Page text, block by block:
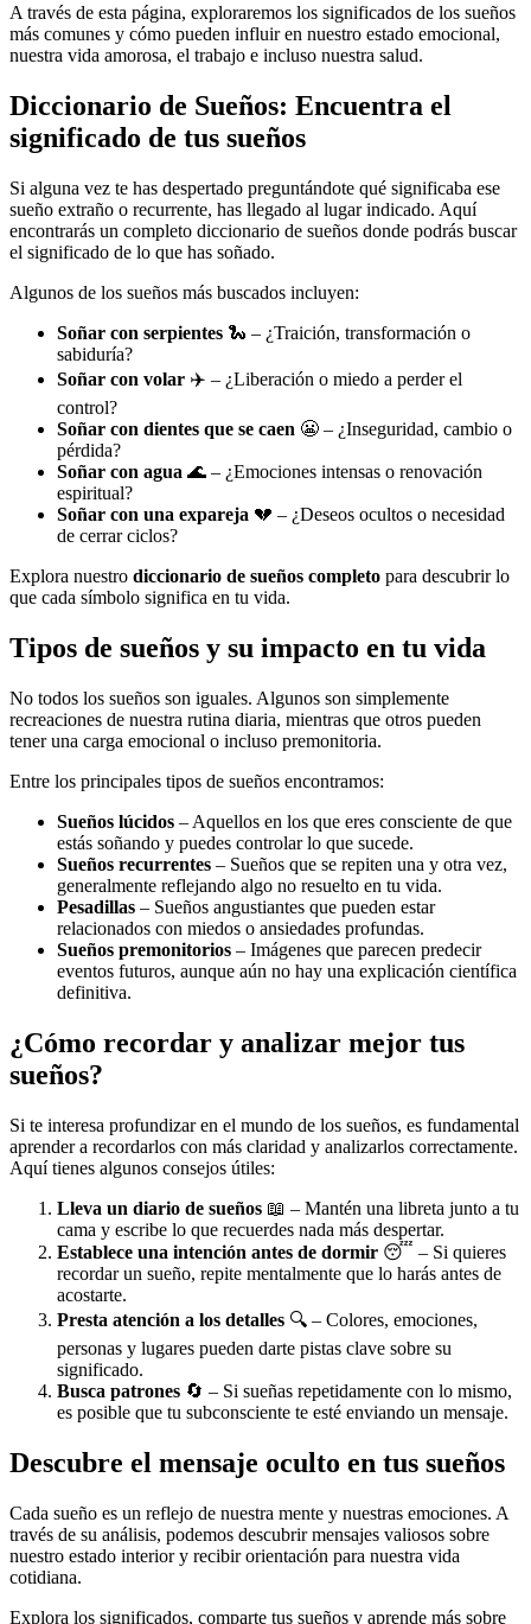
A través de esta página, exploraremos los significados de los sueños
más comunes y cómo pueden influir en nuestro estado emocional,
nuestra vida amorosa, el trabajo e incluso nuestra salud.
Diccionario de Sueños: Encuentra el
significado de tus sueños
Si alguna vez te has despertado preguntándote qué significaba ese
sueño extraño o recurrente, has llegado al lugar indicado. Aquí
encontrarás un completo diccionario de sueños donde podrás buscar
el significado de lo que has soñado.
Algunos de los sueños más buscados incluyen:
Soñar con serpientes 🐍 – ¿Traición, transformación o
sabiduría?
Soñar con volar ✈️ – ¿Liberación o miedo a perder el
control?
Soñar con dientes que se caen 😬 – ¿Inseguridad, cambio o
pérdida?
Soñar con agua 🌊 – ¿Emociones intensas o renovación
espiritual?
Soñar con una expareja 💔 – ¿Deseos ocultos o necesidad
de cerrar ciclos?
Explora nuestro diccionario de sueños completo para descubrir lo
que cada símbolo significa en tu vida.
Tipos de sueños y su impacto en tu vida
No todos los sueños son iguales. Algunos son simplemente
recreaciones de nuestra rutina diaria, mientras que otros pueden
tener una carga emocional o incluso premonitoria.
Entre los principales tipos de sueños encontramos:
Sueños lúcidos – Aquellos en los que eres consciente de que
estás soñando y puedes controlar lo que sucede.
Sueños recurrentes – Sueños que se repiten una y otra vez,
generalmente reflejando algo no resuelto en tu vida.
Pesadillas – Sueños angustiantes que pueden estar
relacionados con miedos o ansiedades profundas.
Sueños premonitorios – Imágenes que parecen predecir
eventos futuros, aunque aún no hay una explicación científica
definitiva.
¿Cómo recordar y analizar mejor tus
sueños?
Si te interesa profundizar en el mundo de los sueños, es fundamental
aprender a recordarlos con más claridad y analizarlos correctamente.
Aquí tienes algunos consejos útiles:
Lleva un diario de sueños 📖 – Mantén una libreta junto a tu
cama y escribe lo que recuerdes nada más despertar.
Establece una intención antes de dormir 😴 – Si quieres
recordar un sueño, repite mentalmente que lo harás antes de
acostarte.
Presta atención a los detalles 🔍 – Colores, emociones,
personas y lugares pueden darte pistas clave sobre su
significado.
Busca patrones 🔄 – Si sueñas repetidamente con lo mismo,
es posible que tu subconsciente te esté enviando un mensaje.
Descubre el mensaje oculto en tus sueños
Cada sueño es un reflejo de nuestra mente y nuestras emociones. A
través de su análisis, podemos descubrir mensajes valiosos sobre
nuestro estado interior y recibir orientación para nuestra vida
cotidiana.
Explora los significados, comparte tus sueños y aprende más sobre